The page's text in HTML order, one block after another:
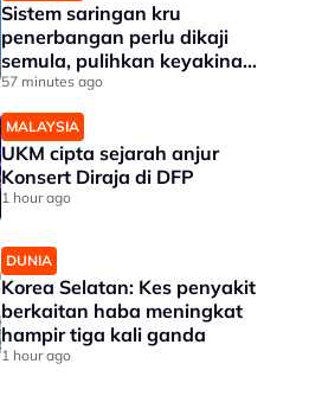
Sistem saringan kru
penerbangan perlu dikaji
semula, pulihkan keyakinan
penumpang - Tiong
57 minutes ago
MALAYSIA
UKM cipta sejarah anjur
Konsert Diraja di DFP
1 hour ago
DUNIA
Korea Selatan: Kes penyakit
berkaitan haba meningkat
hampir tiga kali ganda
1 hour ago